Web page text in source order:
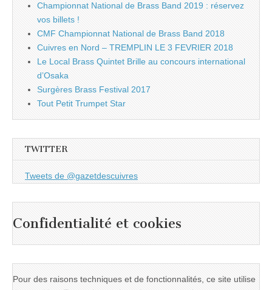
Championnat National de Brass Band 2019 : réservez
vos billets !
CMF Championnat National de Brass Band 2018
Cuivres en Nord – TREMPLIN LE 3 FEVRIER 2018
Le Local Brass Quintet Brille au concours international
d’Osaka
Surgères Brass Festival 2017
Tout Petit Trumpet Star
TWITTER
Tweets de @gazetdescuivres
Confidentialité et cookies
Pour des raisons techniques et de fonctionnalités, ce site utilise